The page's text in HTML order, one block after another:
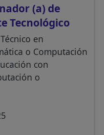
(a) de
Tecnológico
en
o Computación
con
o